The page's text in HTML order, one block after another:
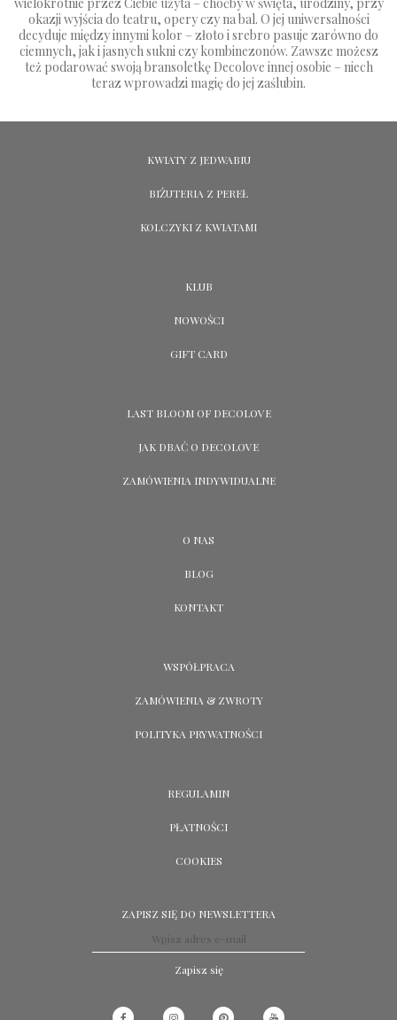
okazji wyjścia do teatru, opery czy na bal. O jej uniwersalności
decyduje między innymi kolor – złoto i srebro pasuje zarówno do
ciemnych, jak i jasnych sukni czy kombinezonów. Zawsze możesz
też podarować swoją bransoletkę Decolove innej osobie – niech
teraz wprowadzi magię do jej zaślubin.
KWIATY Z JEDWABIU
BIŻUTERIA Z PEREŁ
KOLCZYKI Z KWIATAMI
KLUB
NOWOŚCI
GIFT CARD
LAST BLOOM OF DECOLOVE
JAK DBAĆ O DECOLOVE
ZAMÓWIENIA INDYWIDUALNE
O NAS
BLOG
KONTAKT
WSPÓŁPRACA
ZAMÓWIENIA & ZWROTY
POLITYKA PRYWATNOŚCI
REGULAMIN
PŁATNOŚCI
COOKIES
ZAPISZ SIĘ DO NEWSLETTERA
Zapisz się